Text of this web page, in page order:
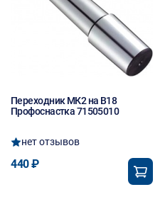
Переходник МК2 на В18
Профоснастка 71505010
нет отзывов
440 ₽